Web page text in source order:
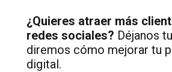
¿Quieres atraer más
redes sociales? Déjanos
diremos cómo mejorar tu
digital.